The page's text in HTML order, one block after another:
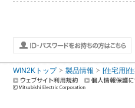
WIN2Kトップ 製品情報 [住宅用]